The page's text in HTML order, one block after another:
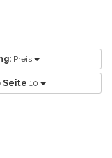
Preis
Seite 10